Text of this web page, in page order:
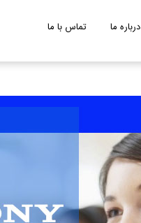
درباره ما تماس با ما